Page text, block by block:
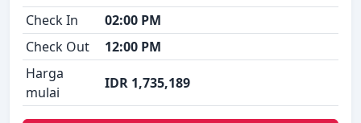
Check In
02:00 PM
Check Out
12:00 PM
Harga
mulai
IDR 1,735,189